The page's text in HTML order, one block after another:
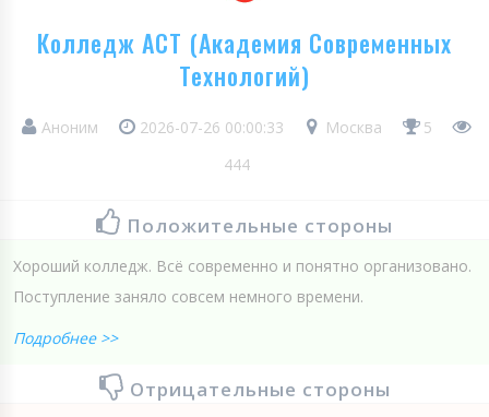
Колледж АСТ (Академия Современных
Технологий)
Аноним 2026-07-26 00:00:33 Москва
5
444
Положительные стороны
Хороший колледж. Всё современно и понятно организовано.
Поступление заняло совсем немного времени.
Подробнее >>
Отрицательные стороны